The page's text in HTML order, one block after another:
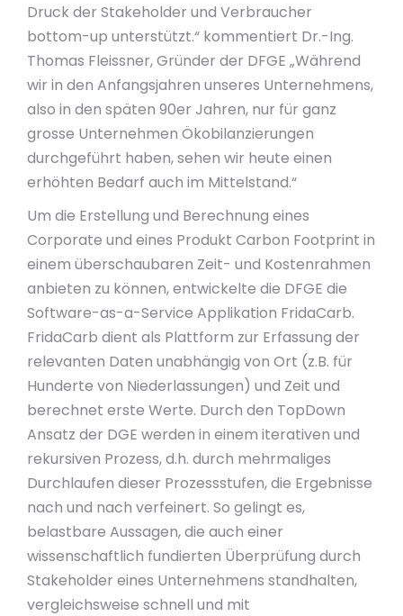
Druck der Stakeholder und Verbraucher
bottom-up unterstützt.“ kommentiert Dr.-Ing.
Thomas Fleissner, Gründer der DFGE „Während
wir in den Anfangsjahren unseres Unternehmens,
also in den späten 90er Jahren, nur für ganz
grosse Unternehmen Ökobilanzierungen
durchgeführt haben, sehen wir heute einen
erhöhten Bedarf auch im Mittelstand.“
Um die Erstellung und Berechnung eines
Corporate und eines Produkt Carbon Footprint in
einem überschaubaren Zeit- und Kostenrahmen
anbieten zu können, entwickelte die DFGE die
Software-as-a-Service Applikation FridaCarb.
FridaCarb dient als Plattform zur Erfassung der
relevanten Daten unabhängig von Ort (z.B. für
Hunderte von Niederlassungen) und Zeit und
berechnet erste Werte. Durch den TopDown
Ansatz der DGE werden in einem iterativen und
rekursiven Prozess, d.h. durch mehrmaliges
Durchlaufen dieser Prozessstufen, die Ergebnisse
nach und nach verfeinert. So gelingt es,
belastbare Aussagen, die auch einer
wissenschaftlich fundierten Überprüfung durch
Stakeholder eines Unternehmens standhalten,
vergleichsweise schnell und mit